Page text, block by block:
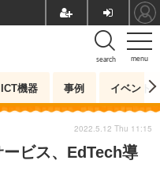
menu
search
ICT機器 事例 イベント
ビス、EdTech導
2022.5.12 Thu 11:15